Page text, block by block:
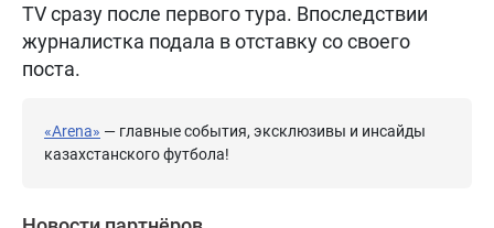
TV сразу после первого тура. Впоследствии
журналистка подала в отставку со своего
поста.
«Arena» — главные события, эксклюзивы и инсайды
казахстанского футбола!